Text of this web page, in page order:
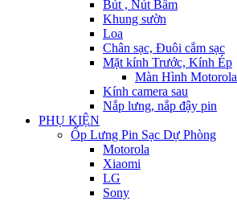
Bút , Nút Bấm
Khung sườn
Loa
Chân sạc, Đuôi cắm sạc
Mặt kính Trước, Kính Ép
Màn Hình Motorola
Kính camera sau
Nắp lưng, nắp đậy pin
PHỤ KIỆN
Ốp Lưng Pin Sạc Dự Phòng
Motorola
Xiaomi
LG
Sony